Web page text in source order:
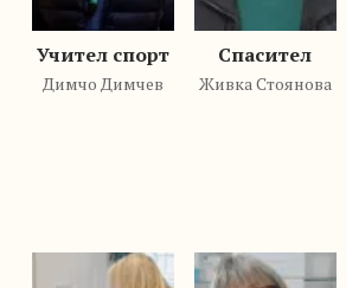
Учител спорт
Димчо Димчев
Спасител
Живка Стоянова